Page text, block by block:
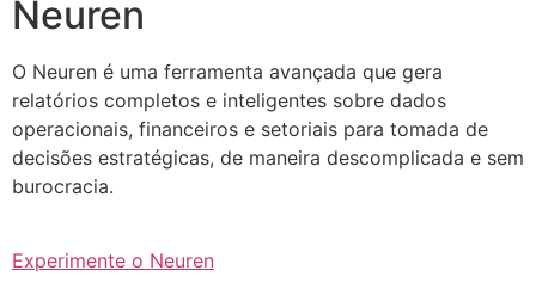
Neuren
O Neuren é uma ferramenta avançada que gera
relatórios completos e inteligentes sobre dados
operacionais, financeiros e setoriais para tomada de
decisões estratégicas, de maneira descomplicada e sem
burocracia.
Experimente o Neuren